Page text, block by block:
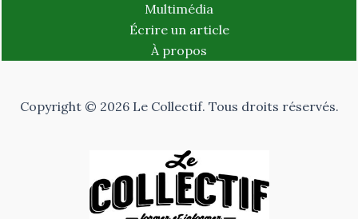
Multimédia
Écrire un article
À propos
Copyright © 2026 Le Collectif. Tous droits réservés.